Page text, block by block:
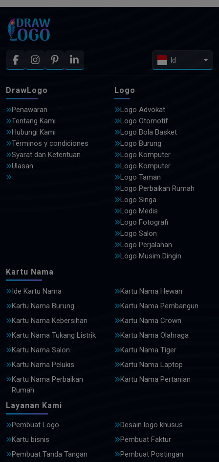
Id
DrawLogo
Penawaran
Tentang Kami
Hubungi Kami
Términos y condiciones
Syarat dan Ketentuan
Ulasan
Logo
Logo Advokat
Logo Otomotif
Logo Bola Basket
Logo Burung
Logo Komputer
Logo Komputer
Logo Taman
Logo Perbaikan Rumah
Logo Singa
Logo Medis
Logo Fotografi
Logo Salon
Logo Perjalanan
Logo Musim Dingin
Kartu Nama
Ide Kartu Nama
Kartu Nama Hewan
Kartu Nama Burung
Kartu Nama Pembangun
Kartu Nama Kebersihan
Kartu Nama Crown
Kartu Nama Tukang Listrik
Kartu Nama Olahraga
Kartu Nama Salon
Kartu Nama Tiger
Kartu Nama Pelukis
Kartu Nama Laptop
Kartu Nama Perbaikan
Rumah
Kartu Nama Pertanian
Layanan Kami
Pembuat Logo
Desain logo khusus
Kartu bisnis
Pembuat Faktur
Pembuat Tanda Tangan
Pembuat Postingan